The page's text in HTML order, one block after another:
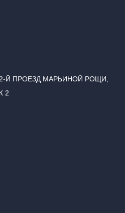
Й ПРОЕЗД МАРЬИНОЙ РОЩИ,
2